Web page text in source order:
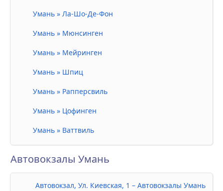
Умань » Ла-Шо-Де-Фон
Умань » Мюнсинген
Умань » Мейринген
Умань » Шпиц
Умань » Рапперсвиль
Умань » Цофинген
Умань » Ваттвиль
Автовокзалы Умань
Автовокзал, Ул. Киевская, 1 – Автовокзалы Умань